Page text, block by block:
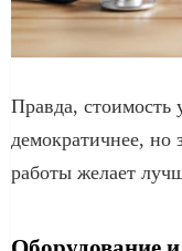
Правда, стоимость
демократичнее, но
работы желает